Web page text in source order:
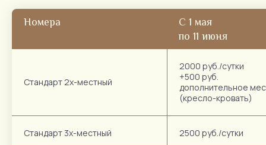
Номера
С 1 мая
по 11 июня
Стандарт 2х-местный
2000 руб./сутки
+500 руб.
дополнительное
(кресло-кровать)
Стандарт 3х-местный 2500 руб./сутки